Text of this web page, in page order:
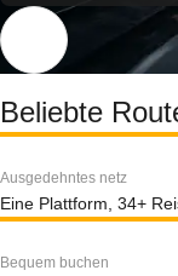
Beliebte
Ausgedehntes netz
Eine Plattform, 34+
Bequem buchen